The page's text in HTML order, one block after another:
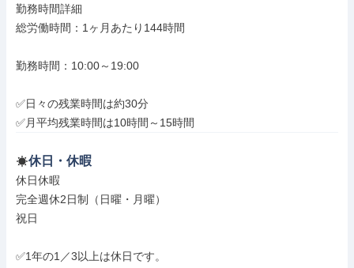
勤務時間詳細
総労働時間：1ヶ月あたり144時間
勤務時間：10:00～19:00
✅日々の残業時間は約30分
✅月平均残業時間は10時間～15時間
休日・休暇
休日休暇
完全週休2日制（日曜・月曜）
祝日
✅1年の1／3以上は休日です。